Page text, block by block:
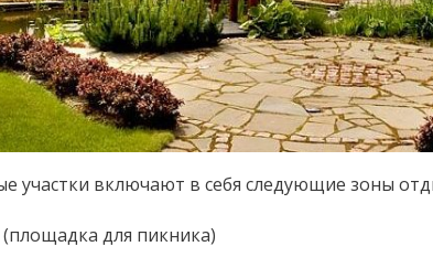
участки включают в себя следующие зоны
для пикника)